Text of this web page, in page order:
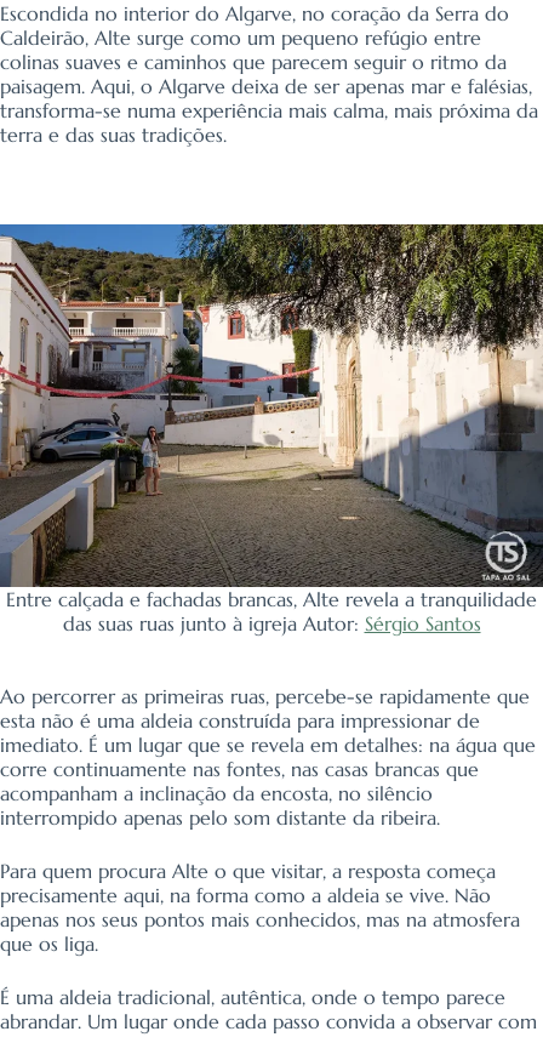
Escondida no interior do Algarve, no coração da Serra do
Caldeirão, Alte surge como um pequeno refúgio entre
colinas suaves e caminhos que parecem seguir o ritmo da
paisagem. Aqui, o Algarve deixa de ser apenas mar e falésias,
transforma-se numa experiência mais calma, mais próxima da
terra e das suas tradições.
Entre calçada e fachadas brancas, Alte revela a tranquilidade
das suas ruas junto à igreja Autor: Sérgio Santos
Ao percorrer as primeiras ruas, percebe-se rapidamente que
esta não é uma aldeia construída para impressionar de
imediato. É um lugar que se revela em detalhes: na água que
corre continuamente nas fontes, nas casas brancas que
acompanham a inclinação da encosta, no silêncio
interrompido apenas pelo som distante da ribeira.
Para quem procura Alte o que visitar, a resposta começa
precisamente aqui, na forma como a aldeia se vive. Não
apenas nos seus pontos mais conhecidos, mas na atmosfera
que os liga.
É uma aldeia tradicional, autêntica, onde o tempo parece
abrandar. Um lugar onde cada passo convida a observar com